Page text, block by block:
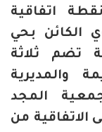
2024 على نقطة اتفاقية
الكائن بحي
تضم ثلاثة
والمديرية
المجد
الاتفاقية من